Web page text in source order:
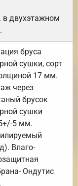
в двухэтажном
бруса
сушки, сорт
17 мм.
через
брусок
сушки
5 мм.
Влаго-
Ондутис